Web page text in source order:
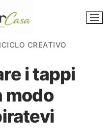
CREATIVO
i tappi
modo